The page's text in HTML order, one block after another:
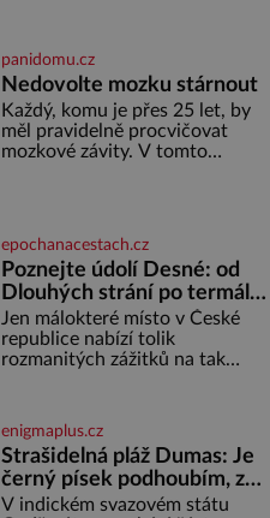
častěji mluví o svém odchodu.
Dohnala ji snad samota? Půs
panidomu.cz
Nedovolte mozku stárnout
Každý, komu je přes 25 let, by
měl pravidelně procvičovat
mozkové závity. V tomto
jméno kolegy z práce. Nebo
marně v paměti lovíte název
knížky, kterou jste nedávno
přečetli. Je to opravdu tak, s
věkem jako kdyby se paměť
rozhodla stávkovat. Cvičte
epochanacestach.cz
Poznejte údolí Desné: od
Dlouhých strání po termální
prameny
Jen málokteré místo v České
republice nabízí tolik
rozmanitých zážitků na tak
jediného dne můžete
nahlédnout do útrob jedné z
nejvýznamnějších vodních
elektráren v Evropě, vydat se na
horské hřebeny, projet se na
enigmaplus.cz
Strašidelná pláž Dumas: Je
černý písek podhoubím, ze
kterého roste zlo?
V indickém svazovém státu